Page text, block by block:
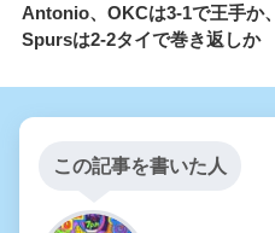
Antonio、OKCは3-1で王手か、
Spursは2-2タイで巻き返しか
この記事を書いた人